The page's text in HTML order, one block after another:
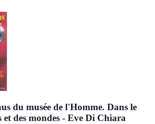
du musée de l'Homme. Dans le
et des mondes - Eve Di Chiara